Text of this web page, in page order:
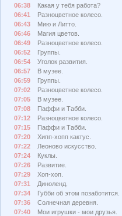
06:38
Какая у тебя работа?
06:41
Разноцветное колесо.
06:43
Мию и Литто.
06:46
Магия цветов.
06:49
Разноцветное колесо.
06:52
Группы.
06:54
Уголок развития.
06:57
В музее.
06:59
Группы.
07:02
Разноцветное колесо.
07:05
В музее.
07:08
Паффи и Табби.
07:12
Разноцветное колесо.
07:15
Паффи и Табби.
07:20
Хипп-хопп кактус.
07:22
Леоново искусство.
07:24
Куклы.
07:26
Развитие.
07:29
Хоп-хоп.
07:31
Диноленд.
07:34
Губби об этом позаботится.
07:36
Солнечная деревня.
07:40
Мои игрушки - мои друзья.